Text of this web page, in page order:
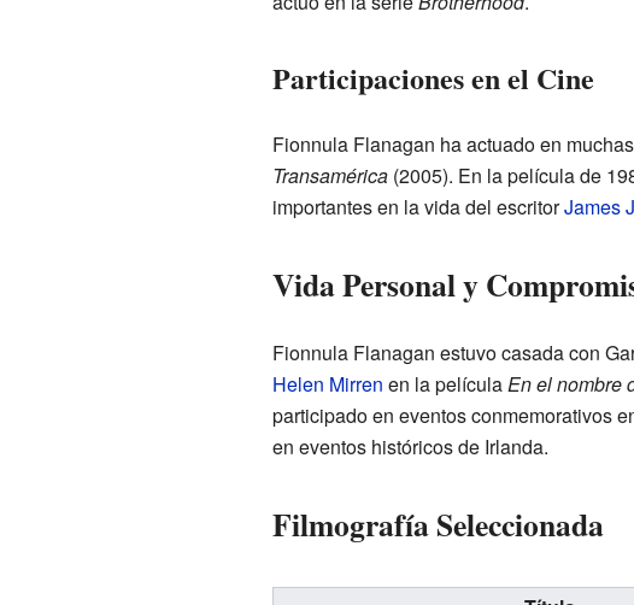
Participaciones en el Cine
Fionnula Flanagan ha actuado en
Transamérica(2005). En la película de
importantes en la vida del escritorJames
Vida Personal y
Fionnula Flanagan estuvo casada con
Helen Mirren en la películaEn el nombre
participado en eventos conmemorativos
en eventos históricos de Irlanda.
Filmografía Seleccionada